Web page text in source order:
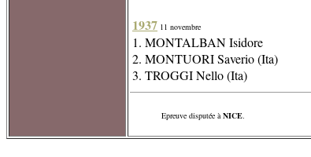
1937 11 novembre
1. MONTALBAN Isidore
2. MONTUORI Saverio (Ita)
3. TROGGI Nello (Ita)
Epreuve disputée àNICE.